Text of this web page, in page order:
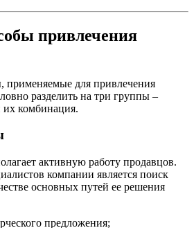
привлечения
применяемые для привлечения
разделить на три группы –
комбинация.
активную работу продавцов.
компании является поиск
основных путей ее решения
предложения;